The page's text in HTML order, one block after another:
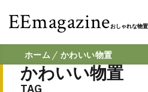
EEmagazineおしゃれな物
ホーム かわいい物置
かわいい物置
TAG